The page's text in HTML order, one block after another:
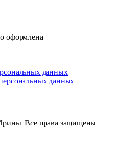
оформлена
данных
данных
Все права защищены